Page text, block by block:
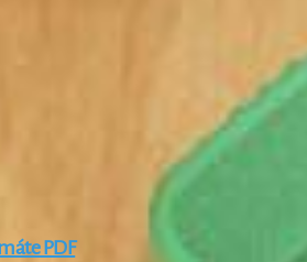
PDF